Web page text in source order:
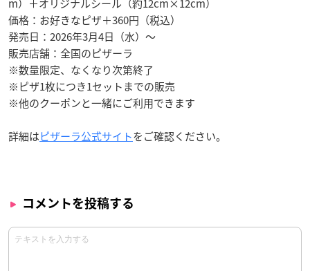
m）＋オリジナルシール（約12cm×12cm）
価格：お好きなピザ＋360円（税込）
発売日：2026年3月4日（水）〜
販売店舗：全国のピザーラ
※数量限定、なくなり次第終了
※ピザ1枚につき1セットまでの販売
※他のクーポンと一緒にご利用できます
詳細はピザーラ公式サイトをご確認ください。
コメントを投稿する